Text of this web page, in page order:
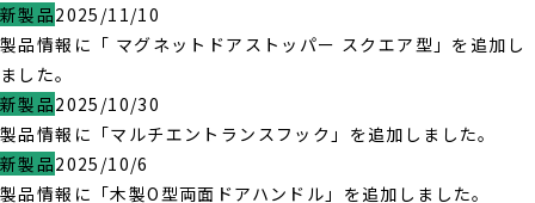
新製品2025/11/10
製品情報に「 マグネットドアストッパー スクエア型」を追加し
ました。
新製品2025/10/30
製品情報に「マルチエントランスフック」を追加しました。
新製品2025/10/6
製品情報に「木製O型両面ドアハンドル」を追加しました。